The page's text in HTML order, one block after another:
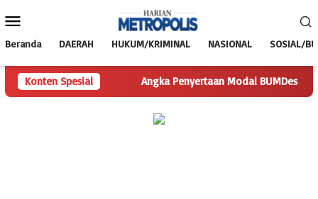
ke
Mobile
Beranda DAERAH HUKUM/KRIMINAL NASIONAL SOSIAL/
Konten Spesial
Pertanyaan Angka Penyertaan Modal BUMDes Jadi